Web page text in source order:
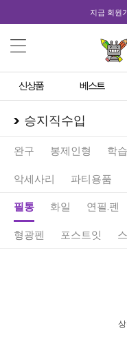
지금 회원
신상품 베스트
승지직수입
완구 봉제인형 학
악세사리
파티용품
필통
화일 연필.펜
형광펜 포스트잇